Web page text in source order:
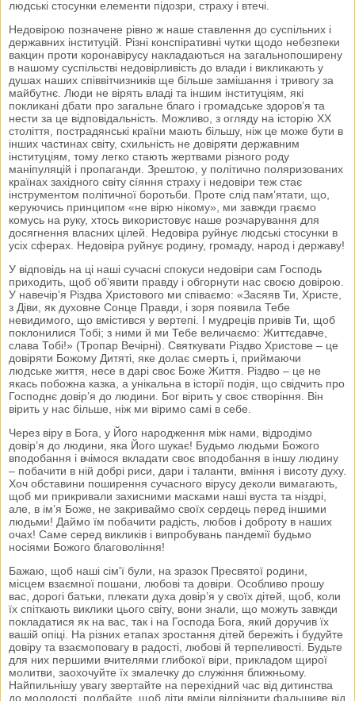
людські стосунки елементи підозри, страху і втечі.
Недовірою позначене рівно ж наше ставлення до суспільних і
державних інституцій. Різні конспіративні чутки щодо небезпеки
вакцин проти коронавірусу накладаються на загальнопоширену
в нашому суспільстві недовірливість до влади і викликають у
душах наших співвітчизників ще більше замішання і тривогу за
майбутнє. Люди не вірять владі та іншим інституціям, які
покликані дбати про загальне благо і громадське здоров’я та
нести за це відповідальність. Можливо, з огляду на історію ХХ
століття, пострадянські країни мають більшу, ніж це може бути в
інших частинах світу, схильність не довіряти державним
інституціям, тому легко стають жертвами різного роду
маніпуляцій і пропаганди. Зрештою, у політично поляризованих
країнах західного світу сíяння страху і недовіри теж стає
інструментом політичної боротьби. Проте слід пам’ятати, що,
керуючись принципом «не вірю нікому», ми завжди граємо
комусь на руку, хтось використовує наше розчарування для
досягнення власних цілей. Недовіра руйнує людські стосунки в
усіх сферах. Недовіра руйнує родину, громаду, народ і державу!
У відповідь на ці наші сучасні спокуси недовіри сам Господь
приходить, щоб об’явити правду і обгорнути нас своєю довірою.
У навечір’я Різдва Христового ми співаємо: «Засяяв Ти, Христе,
з Діви, як духовне Сонце Правди, і зоря появила Тебе
невидимого, що вмістився у вертепі. І мудреців привів Ти, щоб
поклонилися Тобі; з ними й ми Тебе величаємо: Життєдавче,
слава Тобі!» (Тропар Вечірні). Святкувати Різдво Христове – це
довіряти Божому Дитяті, яке долає смерть і, приймаючи
людське життя, несе в дарі своє Боже Життя. Різдво – це не
якась побожна казка, а унікальна в історії подія, що свідчить про
Господнє довір’я до людини. Бог вірить у своє створіння. Він
вірить у нас більше, ніж ми віримо самі в себе.
Через віру в Бога, у Його народження між нами, відродімо
довір’я до людини, яка Його шукає! Будьмо людьми Божого
вподобання і вчімося вкладати своє вподобання в іншу людину
– побачити в ній добрі риси, дари і таланти, вміння і висоту духу.
Хоч обставини поширення сучасного вірусу деколи вимагають,
щоб ми прикривали захисними масками наші вуста та ніздрі,
але, в ім’я Боже, не закриваймо своїх сердець перед іншими
людьми! Даймо їм побачити радість, любов і доброту в наших
очах! Саме серед викликів і випробувань пандемії будьмо
носіями Божого благовоління!
Бажаю, щоб наші сім'ї були, на зразок Пресвятої родини,
місцем взаємної пошани, любові та довіри. Особливо прошу
вас, дорогі батьки, плекати духа довір’я у своїх дітей, щоб, коли
їх спіткають виклики цього світу, вони знали, що можуть завжди
покладатися як на вас, так і на Господа Бога, який доручив їх
вашій опіці. На різних етапах зростання дітей бережіть і будуйте
довіру та взаємоповагу в радості, любові й терпеливості. Будьте
для них першими вчителями глибокої віри, прикладом щирої
молитви, заохочуйте їх змалечку до служіння ближньому.
Найпильнішу увагу звертайте на перехідний час від дитинства
до молодості, подбайте, щоб діти вміли відрізнити фальшиве від